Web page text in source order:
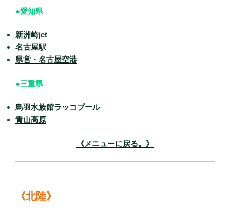
●愛知県
新洲崎jct
名古屋駅
県営・名古屋空港
●三重県
鳥羽水族館ラッコプール
青山高原
《メニューに戻る。》
《北陸》